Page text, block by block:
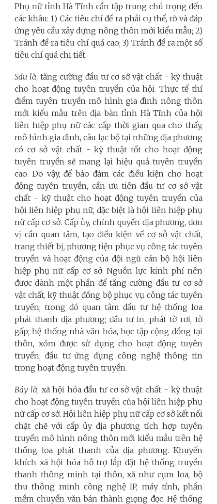
Phụ nữ tỉnh Hà Tĩnh cần tập trung chú trọng đến
các khâu: 1) Các tiêu chí đề ra phải cụ thể, rõ và đáp
ứng yêu cầu xây dựng nông thôn mới kiểu mẫu; 2)
Tránh đề ra tiêu chí quá cao; 3) Tránh đề ra một số
tiêu chí quá chi tiết.
Sáu là, tăng cường đầu tư cơ sở vật chất - kỹ thuật
cho hoạt động tuyên truyền của hội. Thực tế thí
điểm tuyên truyền mô hình gia đình nông thôn
mới kiểu mẫu trên địa bàn tỉnh Hà Tĩnh của hội
liên hiệp phụ nữ các cấp thời gian qua cho thấy,
mô hình gia đình, câu lạc bộ tại những địa phương
có cơ sở vật chất - kỹ thuật tốt cho hoạt động
tuyên truyền sẽ mang lại hiệu quả tuyên truyền
cao. Do vậy, để bảo đảm các điều kiện cho hoạt
động tuyên truyền, cần ưu tiên đầu tư cơ sở vật
chất - kỹ thuật cho hoạt động tuyên truyền của
hội liên hiệp phụ nữ, đặc biệt là hội liên hiệp phụ
nữ cấp cơ sở. Cấp ủy, chính quyền địa phương, đơn
vị cần quan tâm, tạo điều kiện về cơ sở vật chất,
trang thiết bị, phương tiện phục vụ công tác tuyên
truyền và hoạt động của đội ngũ cán bộ hội liên
hiệp phụ nữ cấp cơ sở. Nguồn lực kinh phí nên
được dành một phần để tăng cường đầu tư cơ sở
vật chất, kỹ thuật đồng bộ phục vụ công tác tuyên
truyền; trong đó quan tâm đầu tư hệ thống loa
phát thanh địa phương; đầu tư in, phát tờ rơi, tờ
gấp; hệ thống nhà văn hóa, học tập cộng đồng tại
thôn, xóm được sử dụng cho hoạt động tuyên
truyền; đầu tư ứng dụng công nghệ thông tin
trong hoạt động tuyên truyền.
Bảy là, xã hội hóa đầu tư cơ sở vật chất - kỹ thuật
cho hoạt động tuyên truyền của hội liên hiệp phụ
nữ cấp cơ sở. Hội liên hiệp phụ nữ cấp cơ sở kết nối
chặt chẽ với cấp ủy địa phương tích hợp tuyên
truyền mô hình nông thôn mới kiểu mẫu trên hệ
thống loa phát thanh của địa phương. Khuyến
khích xã hội hóa hỗ trợ lắp đặt hệ thống truyền
thanh thông minh tại thôn, xã như cụm loa, bộ
thu thông minh công nghệ IP, máy tính, phần
mềm chuyển văn bản thành giọng đọc. Hệ thống